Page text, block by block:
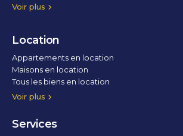
Voir plus
Location
Voir plus
Appartements en location
Maisons en location
Tous les biens en location
Services